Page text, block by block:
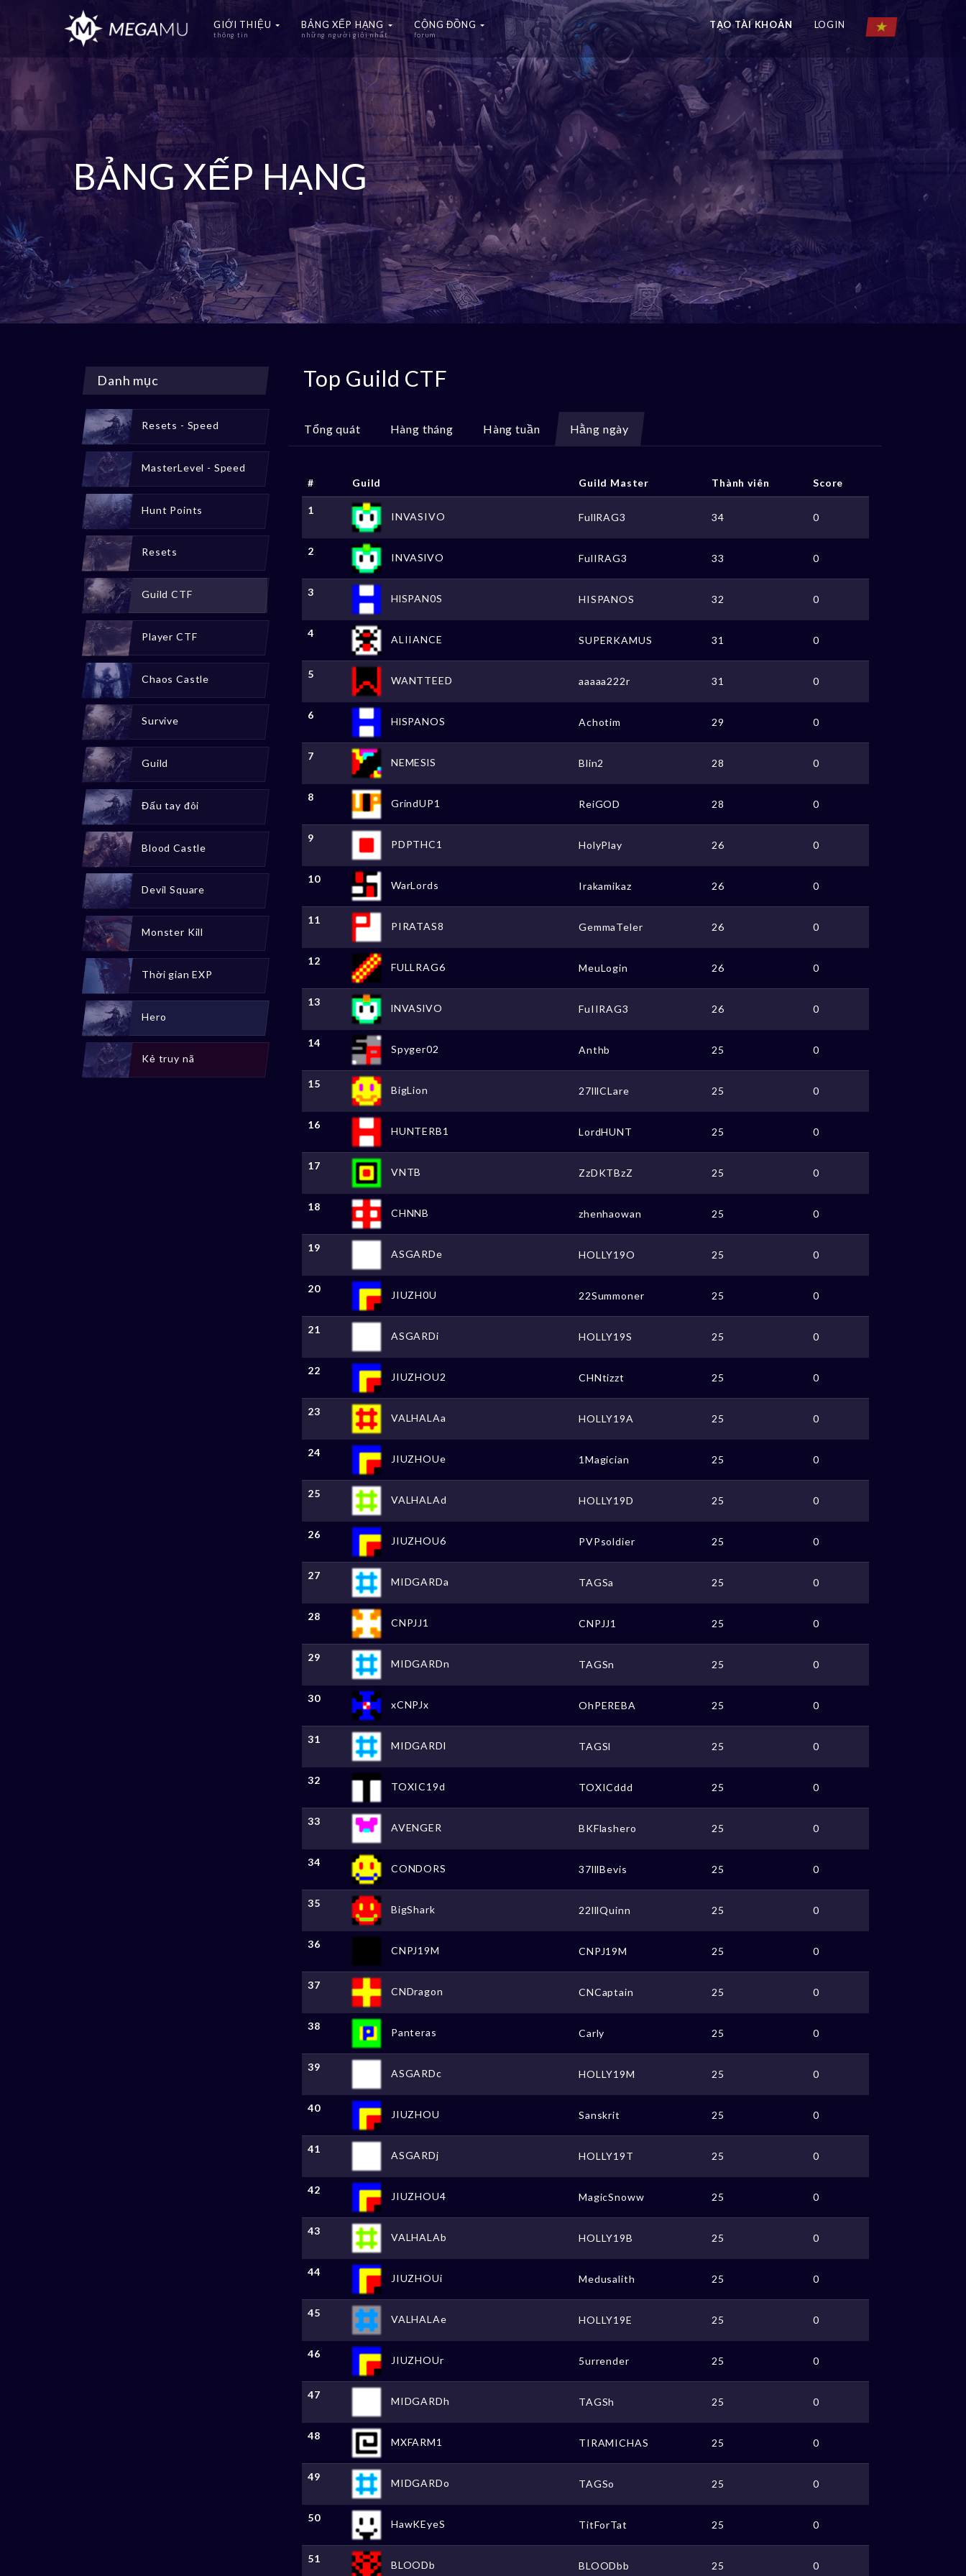
GIỚI THIỆU
thông tin
BẢNG XẾP HẠNG
những người giỏi nhất
CỘNG ĐỒNG
forum
TẠO TÀI KHOẢN LOGIN
BẢNG XẾP HẠNG
Top Guild CTF
Tổng quát Hàng tháng Hàng tuần Hằng ngày
# Guild Guild Master Thành viên Score
1
INVASIVO FullRAG3 34 0
2
INVASlVO FulIRAG3 33 0
3
HlSPAN0S HISPANOS 32 0
4
ALIIANCE SUPERKAMUS 31 0
5
WANTTEED aaaaa222r 31 0
6
HlSPANOS Achotim 29 0
7
NEMESlS Blin2 28 0
8
GrindUP1 ReiGOD 28 0
9
PDPTHC1 HolyPlay 26 0
10
WarLords Irakamikaz 26 0
11
PIRATAS8 GemmaTeler 26 0
12
FULLRAG6 MeuLogin 26 0
13
lNVASlVO FuIIRAG3 26 0
14
Spyger02 Anthb 25 0
15
BigLion 27lllCLare 25 0
16
HUNTERB1 LordHUNT 25 0
17
VNTB ZzDKTBzZ 25 0
18
CHNNB zhenhaowan 25 0
19
ASGARDe HOLLY19O 25 0
20
JIUZH0U 22Summoner 25 0
21
ASGARDi HOLLY19S 25 0
22
JIUZHOU2 CHNtizzt 25 0
23
VALHALAa HOLLY19A 25 0
24
JIUZHOUe 1Magician 25 0
25
VALHALAd HOLLY19D 25 0
26
JIUZHOU6 PVPsoldier 25 0
27
MIDGARDa TAGSa 25 0
28
CNPJJ1 CNPJJ1 25 0
29
MIDGARDn TAGSn 25 0
30
xCNPJx OhPEREBA 25 0
31
MIDGARDl TAGSl 25 0
32
TOXIC19d TOXICddd 25 0
33
AVENGER BKFlashero 25 0
34
CONDORS 37lllBevis 25 0
35
BigShark 22lllQuinn 25 0
36
CNPJ19M CNPJ19M 25 0
37
CNDragon CNCaptain 25 0
38
Panteras Carly 25 0
39
ASGARDc HOLLY19M 25 0
40
JIUZHOU Sanskrit 25 0
41
ASGARDj HOLLY19T 25 0
42
JIUZHOU4 MagicSnoww 25 0
43
VALHALAb HOLLY19B 25 0
44
JIUZHOUi Medusalith 25 0
45
VALHALAe HOLLY19E 25 0
46
JIUZHOUr 5urrender 25 0
47
MIDGARDh TAGSh 25 0
48
MXFARM1 TIRAMICHAS 25 0
49
MIDGARDo TAGSo 25 0
50
HawKEyeS TitForTat 25 0
51
BLOODb BLOODbb 25 0
Danh mục
Resets - Speed
MasterLevel - Speed
Hunt Points
Resets
Guild CTF
Player CTF
Chaos Castle
Survive
Guild
Đấu tay đôi
Blood Castle
Devil Square
Monster Kill
Thời gian EXP
Hero
Kẻ truy nã